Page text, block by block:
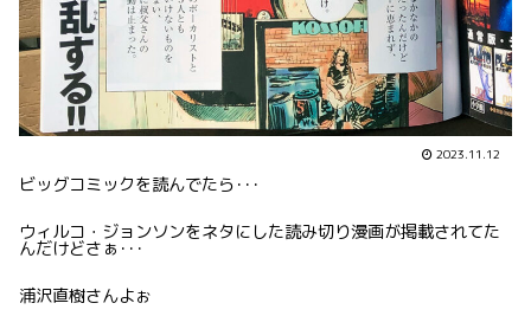
2023.11.12
ビッグコミックを読んでたら･･･
ウィルコ・ジョンソンをネタにした読み切り漫画が掲載されてた
んだけどさぁ･･･
浦沢直樹さんよぉ